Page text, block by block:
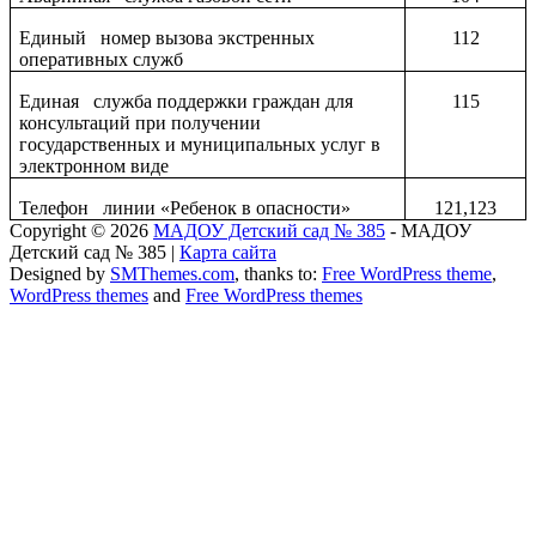
Единый номер вызова экстренных
оперативных служб
112
Единая служба поддержки граждан для
консультаций при получении
государственных и муниципальных услуг в
электронном виде
115
Телефон линии «Ребенок в опасности»
121,123
Copyright © 2026 МАДОУ Детский сад № 385 - МАДОУ
Детский сад № 385 | Карта сайта
Designed by SMThemes.com, thanks to: Free WordPress theme,
WordPress themes and Free WordPress themes